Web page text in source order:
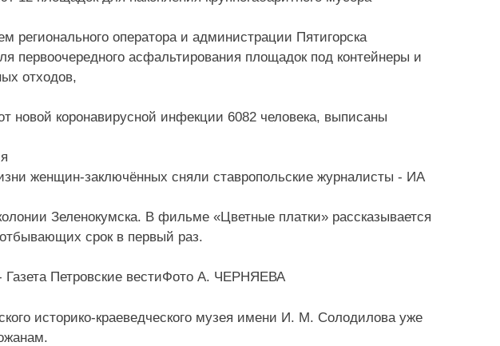
регионального оператора и администрации Пятигорска
первоочередного асфальтирования площадок под контейнеры и
отходов,
новой коронавирусной инфекции 6082 человека, выписаны
Зеленокумска. В фильме «Цветные платки» рассказывается
срок в первый раз.
Фото А. ЧЕРНЯЕВА
историко-краеведческого музея имени И. М. Солодилова уже